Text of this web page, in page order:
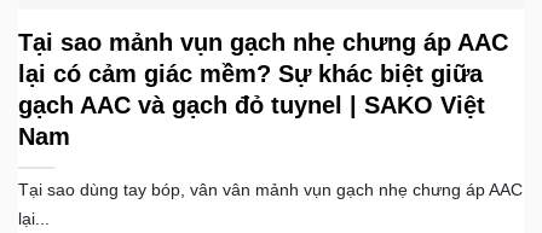
Tại sao mảnh vụn gạch nhẹ chưng áp AAC
lại có cảm giác mềm? Sự khác biệt giữa
gạch AAC và gạch đỏ tuynel | SAKO Việt
Nam
Tại sao dùng tay bóp, vân vân mảnh vụn gạch nhẹ chưng áp AAC
lại...